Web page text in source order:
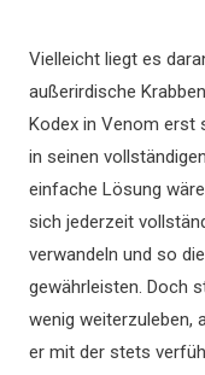
Vielleicht liegt es
außerirdische
Kodex in Venom erst
in seinen
einfache Lösung
sich jederzeit
verwandeln und so
gewährleisten. Doch
wenig weiterzuleben,
er mit der stets